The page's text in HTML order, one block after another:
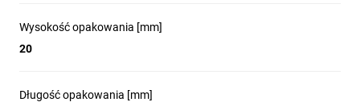
Wysokość opakowania [mm]
20
Długość opakowania [mm]